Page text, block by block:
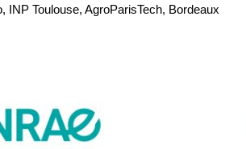
INP Toulouse, AgroParisTech, Bordeaux